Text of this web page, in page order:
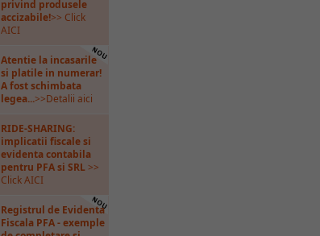
privind produsele
accizabile!>> Click
AICI
Atentie la incasarile
si platile in numerar!
A fost schimbata
legea...>>Detalii aici
RIDE-SHARING:
implicatii fiscale si
evidenta contabila
pentru PFA si SRL>>
Click AICI
Registrul de Evidenta
Fiscala PFA - exemple